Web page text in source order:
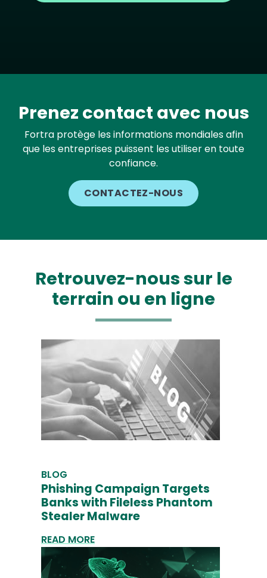
Prenez contact avec nous
Fortra protège les informations mondiales afin
que les entreprises puissent les utiliser en toute
confiance.
CONTACTEZ-NOUS
Retrouvez-nous sur le
terrain ou en ligne
BLOG
Phishing Campaign Targets
Banks with Fileless Phantom
Stealer Malware
READ MORE